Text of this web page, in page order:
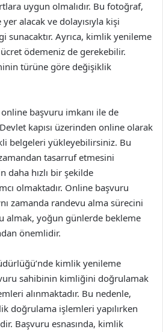
uygun olmalıdır. Bu fotoğraf,
alacak ve dolayısıyla kişi
sunacaktır. Ayrıca, kimlik yenileme
ödemeniz de gerekebilir.
türüne göre değişiklik
başvuru imkanı ile de
kapısı üzerinden online olarak
belgeleri yükleyebilirsiniz. Bu
tasarruf etmesini
daha hızlı bir şekilde
olmaktadır. Online başvuru
zamanda randevu alma sürecini
almak, yoğun günlerde bekleme
önemlidir.
kimlik yenileme
sahibinin kimliğini doğrulamak
alınmaktadır. Bu nedenle,
doğrulama işlemleri yapılırken
Başvuru esnasında, kimlik